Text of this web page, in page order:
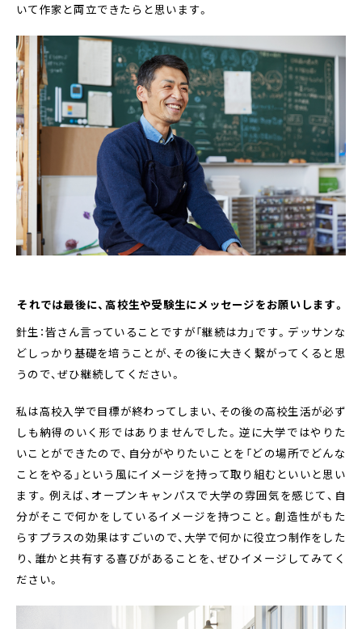
いて作家と両立できたらと思います。
――それでは最後に、高校生や受験生にメッセージをお願いします。
針生：皆さん言っていることですが「継続は力」です。デッサンな
どしっかり基礎を培うことが、その後に大きく繋がってくると思
うので、ぜひ継続してください。
私は高校入学で目標が終わってしまい、その後の高校生活が必ず
しも納得のいく形ではありませんでした。逆に大学ではやりた
いことができたので、自分がやりたいことを「どの場所でどんな
ことをやる」という風にイメージを持って取り組むといいと思い
ます。例えば、オープンキャンパスで大学の雰囲気を感じて、自
分がそこで何かをしているイメージを持つこと。創造性がもた
らすプラスの効果はすごいので、大学で何かに役立つ制作をした
り、誰かと共有する喜びがあることを、ぜひイメージしてみてく
ださい。